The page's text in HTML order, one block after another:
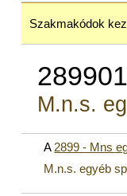
Szakmakódok
M.n.s.
A 2899 - Mns
M.n.s. egyéb